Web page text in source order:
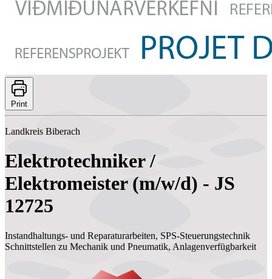
Print
Landkreis Biberach
Elektrotechniker /
Elektromeister (m/w/d) - JS
12725
Instandhaltungs- und Reparaturarbeiten, SPS-Steuerungstechnik
Schnittstellen zu Mechanik und Pneumatik, Anlagenverfügbarkeit